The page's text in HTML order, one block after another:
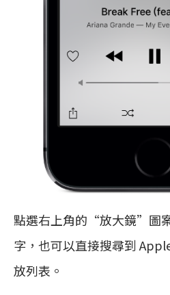
點選右上角的“放大鏡”圖
字，也可以直接搜尋到
放列表。